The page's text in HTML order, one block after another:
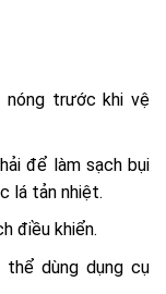
nóng trước khi vệ
để làm sạch bụi
lá tản nhiệt.
điều khiển.
dùng dụng cụ